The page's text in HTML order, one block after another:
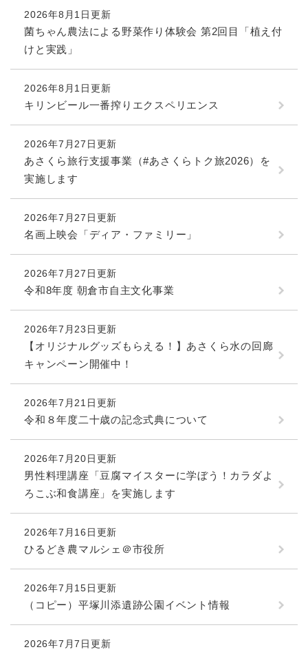
2026年8月1日更新
菌ちゃん農法による野菜作り体験会 第2回目「植え付
けと実践」
2026年8月1日更新
キリンビール一番搾りエクスペリエンス
2026年7月27日更新
あさくら旅行支援事業（#あさくらトク旅2026）を
実施します
2026年7月27日更新
名画上映会「ディア・ファミリー」
2026年7月27日更新
令和8年度 朝倉市自主文化事業
2026年7月23日更新
【オリジナルグッズもらえる！】あさくら水の回廊
キャンペーン開催中！
2026年7月21日更新
令和８年度二十歳の記念式典について
2026年7月20日更新
男性料理講座「豆腐マイスターに学ぼう！カラダよ
ろこぶ和食講座」を実施します
2026年7月16日更新
ひるどき農マルシェ＠市役所
2026年7月15日更新
（コピー）平塚川添遺跡公園イベント情報
2026年7月7日更新